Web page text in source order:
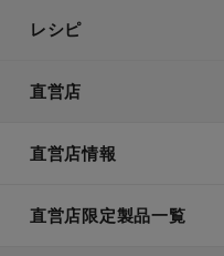
レシピ
直営店
直営店情報
直営店限定製品一覧